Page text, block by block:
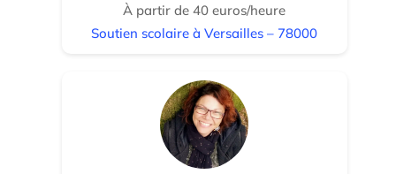
À partir de 40 euros/heure
Soutien scolaire à Versailles – 78000